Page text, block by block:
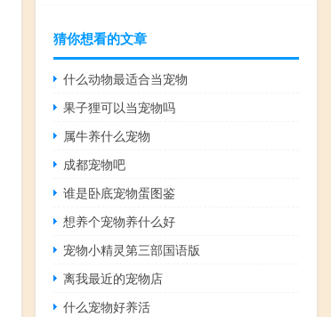
猜你想看的文章
什么动物最适合当宠物
果子狸可以当宠物吗
属牛养什么宠物
成都宠物吧
谁是卧底宠物蛋图鉴
想养个宠物养什么好
宠物小精灵第三部国语版
离我最近的宠物店
什么宠物好养活